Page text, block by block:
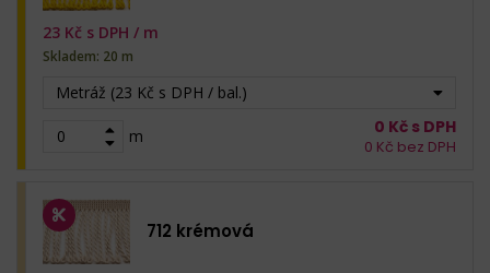
Metráž (23 Kč s DPH / bal.)
m
23 Kč s DPH / m
Skladem: 20 m
0 Kč s DPH
0 Kč bez DPH
712 krémová